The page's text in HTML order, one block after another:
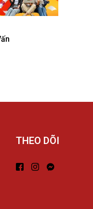
THEO DÕI